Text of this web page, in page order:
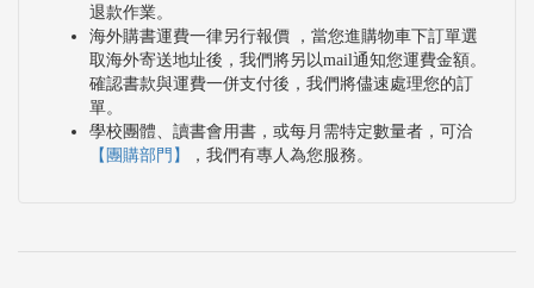
退款作業。
海外購書運費一律另行報價 ，當您進購物車下訂單選
取海外寄送地址後，我們將另以mail通知您運費金額。
確認書款與運費一併支付後，我們將儘速處理您的訂
單。
學校團體、讀書會用書，或每月需特定數量者，可洽
【團購部門】
，我們有專人為您服務。